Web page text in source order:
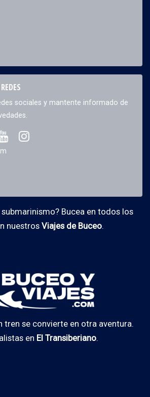
sociales y mantente informado de
submarinismo? Bucea en todos los
nuestros Viajes de Buceo.
tren se convierte en otra aventura.
en El Transiberiano.